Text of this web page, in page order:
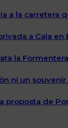
a la carretera
a Cala
la
ni un
proposta de